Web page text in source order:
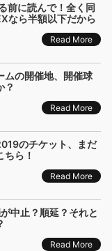
前に読んで！全く同
なら半額以下だから
Read More
ムの開催地、開催球
？
Read More
のチケット、まだ
ちら！
Read More
中止？順延？それと
Read More